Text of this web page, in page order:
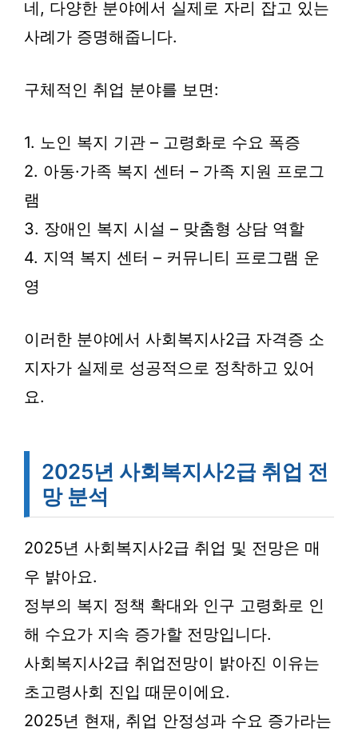
네, 다양한 분야에서 실제로 자리 잡고 있는
사례가 증명해줍니다.
구체적인 취업 분야를 보면:
1. 노인 복지 기관 – 고령화로 수요 폭증
2. 아동·가족 복지 센터 – 가족 지원 프로그
램
3. 장애인 복지 시설 – 맞춤형 상담 역할
4. 지역 복지 센터 – 커뮤니티 프로그램 운
영
이러한 분야에서 사회복지사2급 자격증 소
지자가 실제로 성공적으로 정착하고 있어
요.
2025년 사회복지사2급 취업 전
망 분석
2025년 사회복지사2급 취업 및 전망은 매
우 밝아요.
정부의 복지 정책 확대와 인구 고령화로 인
해 수요가 지속 증가할 전망입니다.
사회복지사2급 취업전망이 밝아진 이유는
초고령사회 진입 때문이에요.
2025년 현재, 취업 안정성과 수요 증가라는